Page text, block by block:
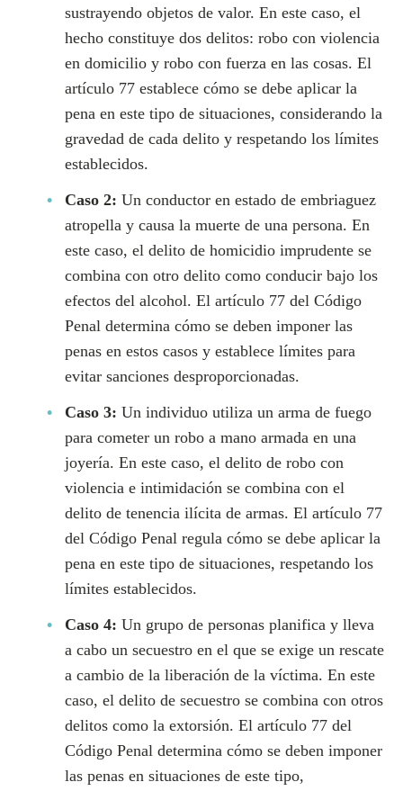
sustrayendo objetos de valor. En este caso, el
hecho constituye dos delitos: robo con violencia
en domicilio y robo con fuerza en las cosas. El
artículo 77 establece cómo se debe aplicar la
pena en este tipo de situaciones, considerando la
gravedad de cada delito y respetando los límites
establecidos.
Caso 2: Un conductor en estado de embriaguez
atropella y causa la muerte de una persona. En
este caso, el delito de homicidio imprudente se
combina con otro delito como conducir bajo los
efectos del alcohol. El artículo 77 del Código
Penal determina cómo se deben imponer las
penas en estos casos y establece límites para
evitar sanciones desproporcionadas.
Caso 3: Un individuo utiliza un arma de fuego
para cometer un robo a mano armada en una
joyería. En este caso, el delito de robo con
violencia e intimidación se combina con el
delito de tenencia ilícita de armas. El artículo 77
del Código Penal regula cómo se debe aplicar la
pena en este tipo de situaciones, respetando los
límites establecidos.
Caso 4: Un grupo de personas planifica y lleva
a cabo un secuestro en el que se exige un rescate
a cambio de la liberación de la víctima. En este
caso, el delito de secuestro se combina con otros
delitos como la extorsión. El artículo 77 del
Código Penal determina cómo se deben imponer
las penas en situaciones de este tipo,